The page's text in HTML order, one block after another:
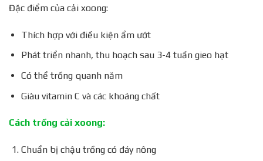
Đặc điểm của cải xoong:
Thích hợp với điều kiện ẩm ướt
Phát triển nhanh, thu hoạch sau 3-4 tuần gieo hạt
Có thể trồng quanh năm
Giàu vitamin C và các khoáng chất
Cách trồng cải xoong:
Chuẩn bị chậu trồng có đáy nông